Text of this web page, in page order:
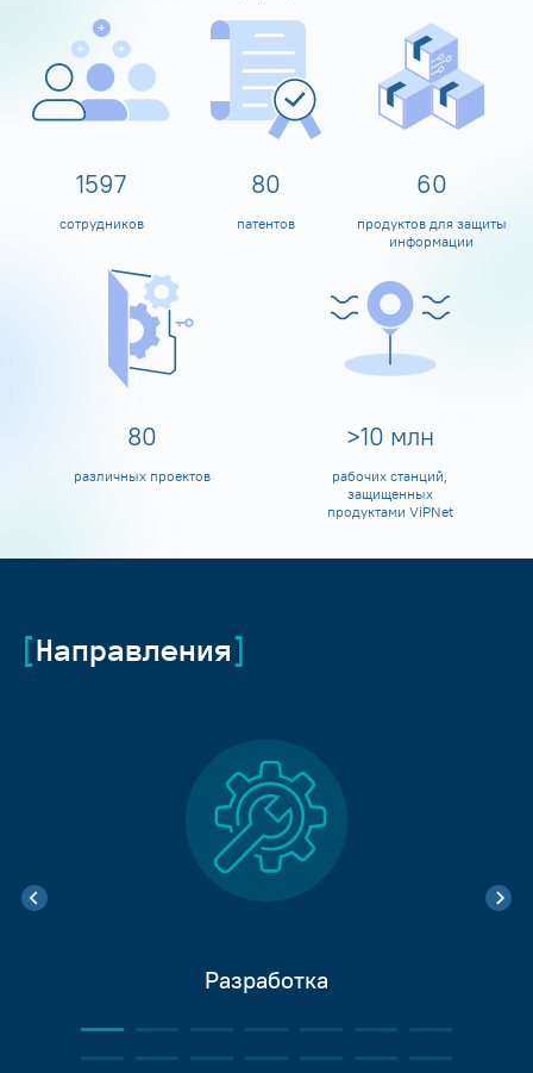
1600
сотрудников
80
патентов
60
продуктов для защиты
информации
80
различных проектов
>10 млн
рабочих станций,
защищенных
продуктами ViPNet
Направления
Разработка